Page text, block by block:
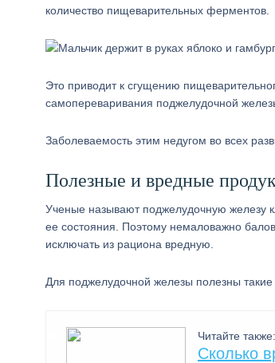
количество пищеварительных ферментов.
Это приводит к сгущению
самопереваривания поджелудочной
Заболеваемость этим недугом во всех
Полезные и вредные
Ученые называют поджелудочную железу
ее состояния. Поэтому немаловажно
исключать из рациона вредную.
Для поджелудочной железы полезны такие
Читайте также:
Сколько